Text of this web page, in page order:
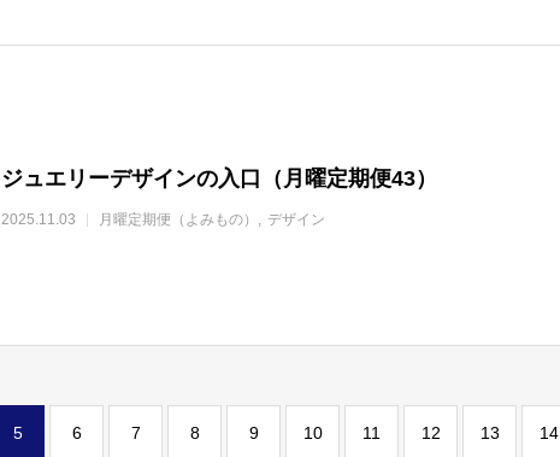
ジュエリーデザインの入口（月曜定期便43）
2025.11.03 月曜定期便（よみもの） デザイン
5 6 7 8 9 10 11 12 13 14